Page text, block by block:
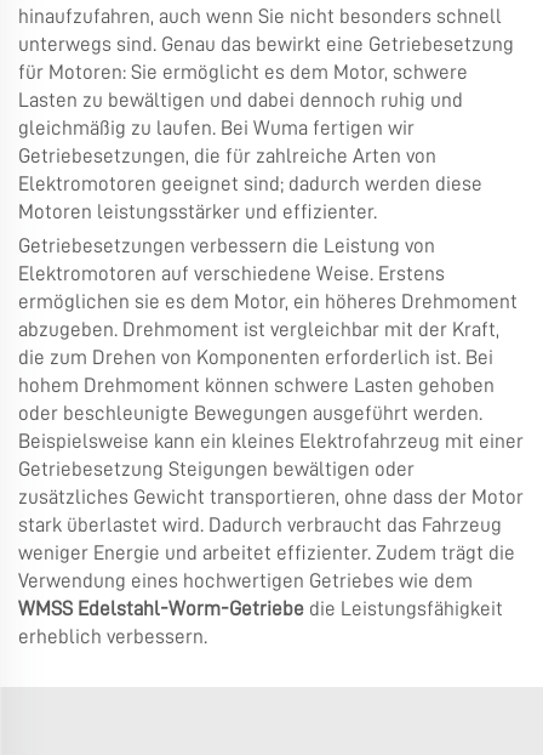
hinaufzufahren, auch wenn Sie nicht besonders schnell
unterwegs sind. Genau das bewirkt eine Getriebesetzung
für Motoren: Sie ermöglicht es dem Motor, schwere
Lasten zu bewältigen und dabei dennoch ruhig und
gleichmäßig zu laufen. Bei Wuma fertigen wir
Getriebesetzungen, die für zahlreiche Arten von
Elektromotoren geeignet sind; dadurch werden diese
Motoren leistungsstärker und effizienter.
Getriebesetzungen verbessern die Leistung von
Elektromotoren auf verschiedene Weise. Erstens
ermöglichen sie es dem Motor, ein höheres Drehmoment
abzugeben. Drehmoment ist vergleichbar mit der Kraft,
die zum Drehen von Komponenten erforderlich ist. Bei
hohem Drehmoment können schwere Lasten gehoben
oder beschleunigte Bewegungen ausgeführt werden.
Beispielsweise kann ein kleines Elektrofahrzeug mit einer
Getriebesetzung Steigungen bewältigen oder
zusätzliches Gewicht transportieren, ohne dass der Motor
stark überlastet wird. Dadurch verbraucht das Fahrzeug
weniger Energie und arbeitet effizienter. Zudem trägt die
Verwendung eines hochwertigen Getriebes wie dem
WMSS Edelstahl-Worm-Getriebe die Leistungsfähigkeit
erheblich verbessern.